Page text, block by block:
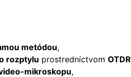
metódou,
rozptylu prostredníctvom OTDR
mikroskopu,